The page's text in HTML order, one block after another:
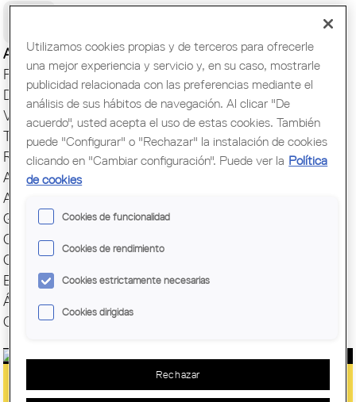
Actualidad
Presentación
Direcciones y Contacto
Ventanilla única
Transparencia
Responsabilidad social
ArquiEscola
Agrupaciones
Grupos
Cuotas y servicios
Comunicación
Encuesta profesión
Ágora
Capital Mundial BCN 2026
¡ÚLTIMAS VISITAS GUIADAS! VEN A
Utilizamos cookies propias y de terceros para ofrecerle
una mejor experiencia y servicio y, en su caso, mostrarle
publicidad relacionada con las preferencias mediante el
análisis de sus hábitos de navegación. Al clicar "De
acuerdo", usted acepta el uso de estas cookies. También
puede "Configurar" o "Rechazar" la instalación de cookies
clicando en "Cambiar configuración". Puede ver la Política
de cookies
Cookies de funcionalidad
Cookies de rendimiento
Cookies estrictamente necesarias
Cookies dirigidas
Rechazar